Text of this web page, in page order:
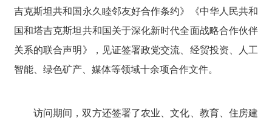
吉克斯坦共和国永久睦邻友好合作条约》《中华人民共和
国和塔吉克斯坦共和国关于深化新时代全面战略合作伙伴
关系的联合声明》，见证签署政党交流、经贸投资、人工
智能、绿色矿产、媒体等领域十余项合作文件。
访问期间，双方还签署了农业、文化、教育、住房建